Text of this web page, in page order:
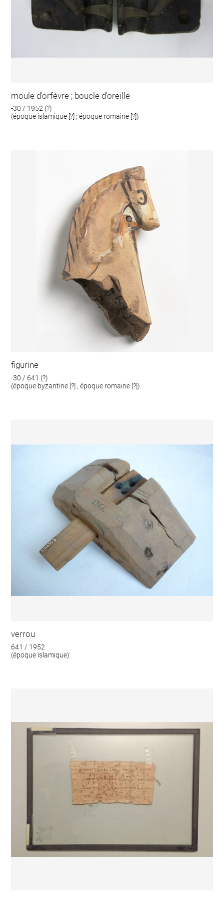
moule d'orfèvre ; boucle d'oreille
-30 / 1952 (?)
(époque islamique [?] ; époque romaine [?])
figurine
-30 / 641 (?)
(époque byzantine [?] ; époque romaine [?])
verrou
641 / 1952
(époque islamique)